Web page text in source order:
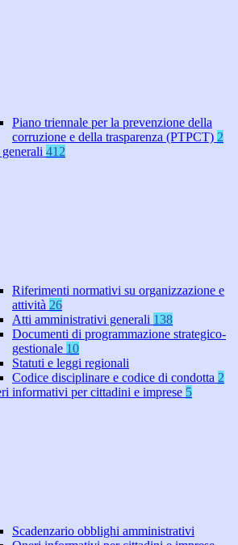
Piano triennale per la prevenzione della
corruzione e della trasparenza (PTPCT) 2
412
Riferimenti normativi su organizzazione e
attività 26
Atti amministrativi generali 138
Documenti di programmazione strategico-
gestionale 10
Statuti e leggi regionali
Codice disciplinare e codice di condotta 2
informativi per cittadini e imprese 5
Scadenzario obblighi amministrativi